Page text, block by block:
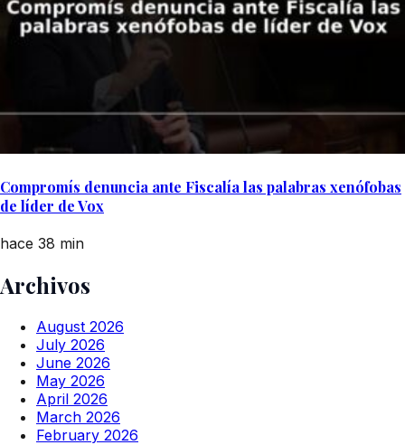
Compromís denuncia ante Fiscalía las palabras xenófobas
de líder de Vox
hace 38 min
Archivos
August 2026
July 2026
June 2026
May 2026
April 2026
March 2026
February 2026